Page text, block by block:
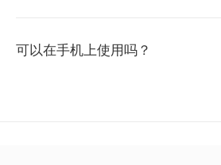
可以在手机上使用吗？